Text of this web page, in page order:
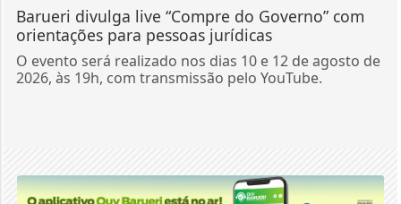
Barueri divulga live “Compre do Governo” com
orientações para pessoas jurídicas
O evento será realizado nos dias 10 e 12 de agosto de
2026, às 19h, com transmissão pelo YouTube.